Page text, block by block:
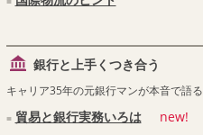
銀行と上手くつき合う
キャリア35年の元銀行マンが本音で語る
貿易と銀行実務いろは new!